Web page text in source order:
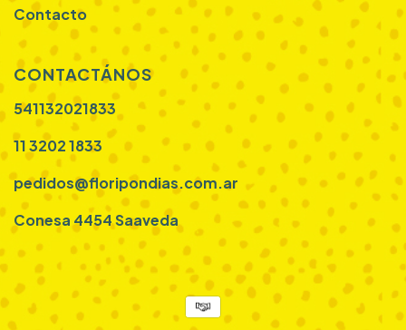
Contacto
CONTACTÁNOS
541132021833
11 3202 1833
pedidos@floripondias.com.ar
Conesa 4454 Saaveda